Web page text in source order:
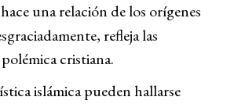
una relación de los orígenes
refleja las
cristiana.
islámica pueden hallarse